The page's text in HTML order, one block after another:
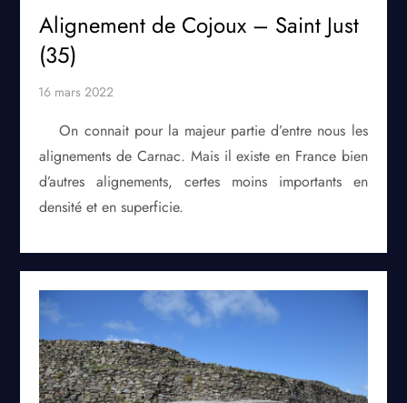
Alignement de Cojoux – Saint Just
(35)
On connait pour la majeur partie d’entre nous les
alignements de Carnac. Mais il existe en France bien
d’autres alignements, certes moins importants en
densité et en superficie.